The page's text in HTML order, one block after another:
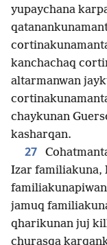
yupaychana
kanchachaq
altarmanwan
chaykunan
kasharqan.
27
Izar familiakuna,
jamuq
qharikunan juj
churasqa